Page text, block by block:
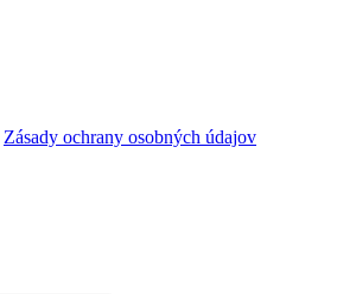
Zásady ochrany osobných údajov